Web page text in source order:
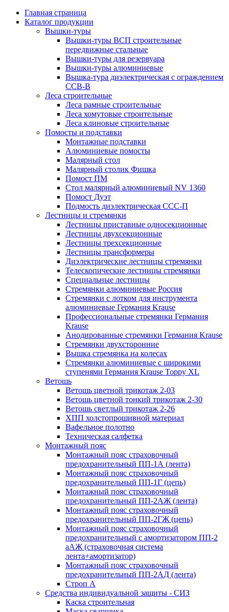
Главная страница
Каталог продукции
Вышки-туры
Вышки-туры ВСП строительные
передвижные стальные
Вышки-туры для резервуара
Вышки-туры алюминиевые
Вышка-тура диэлектрическая с ограждением
ССВ-В
Леса строительные
Леса рамные строительные
Леса хомутовые строительные
Леса клиновые строительные
Помосты и подставки
Монтажные подставки
Алюминиевые помосты
Малярный стол
Малярный столик Фишка
Помост ПМ
Стол малярный алюминиевый NV 1360
Помост Дуэт
Подмость диэлектрическая ССС-П
Лестницы и стремянки
Лестницы приставные односекционные
Лестницы двухсекционные
Лестницы трехсекционные
Лестницы трансформеры
Диэлектрические лестницы стремянки
Телескопические лестницы стремянки
Специальные лестницы
Стремянки алюминиевые Россия
Стремянки c лотком для инструмента
алюминиевые Германия Krause
Профессиональные стремянки Германия
Krause
Анодированные стремянки Германия Krause
Стремянки двухсторонние
Вышка стремянка на колесах
Стремянки алюминиевые c широкими
ступенями Германия Krause Toppy XL
Ветошь
Ветошь цветной трикотаж 2-03
Ветошь цветной тонкий трикотаж 2-30
Ветошь светлый трикотаж 2-26
ХПП холстопрошивной материал
Вафельное полотно
Техническая салфетка
Монтажный пояс
Монтажный пояс страховочный
предохранительный ПП-1А (лента)
Монтажный пояс страховочный
предохранительный ПП-1Г (цепь)
Монтажный пояс страховочный
предохранительный ПП-2АЖ (лента)
Монтажный пояс страховочный
предохранительный ПП-2ГЖ (цепь)
Монтажный пояс страховочный
предохранительный с амортизатором ПП-2
аАЖ (страховочная система
лента+амортизатор)
Монтажный пояс страховочный
предохранительный ПП-2АД (лента)
Строп А
Средства индивидуальной защиты - СИЗ
Каска строительная